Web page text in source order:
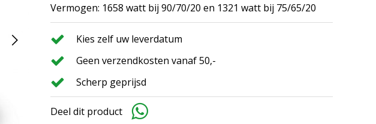
Vermogen: 1658 watt bij 90/70/20 en 1321 watt bij 75/65/20
Kies zelf uw leverdatum
Geen verzendkosten vanaf 50,-
Scherp geprijsd
Deel dit product